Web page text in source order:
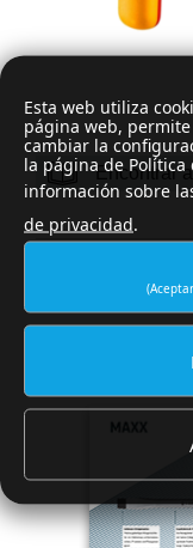
Encontrar
DIGITAL
Esta web utiliza
página web,
cambiar la
la página de Política
información sobre
de privacidad.